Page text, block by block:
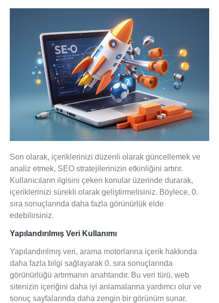
Son olarak, içeriklerinizi düzenli olarak güncellemek ve
analiz etmek, SEO stratejilerinizin etkinliğini artırır.
Kullanıcıların ilgisini çeken konular üzerinde durarak,
içeriklerinizi sürekli olarak geliştirmelisiniz. Böylece, 0.
sıra sonuçlarında daha fazla görünürlük elde
edebilirsiniz.
Yapılandırılmış Veri Kullanımı
Yapılandırılmış veri, arama motorlarına içerik hakkında
daha fazla bilgi sağlayarak 0. sıra sonuçlarında
görünürlüğü artırmanın anahtarıdır. Bu veri türü, web
sitenizin içeriğini daha iyi anlamalarına yardımcı olur ve
sonuç sayfalarında daha zengin bir görünüm sunar.